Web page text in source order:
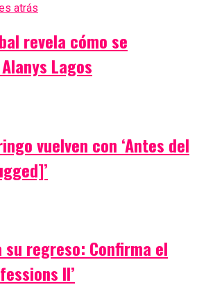
atrás
revela cómo se
Lagos
vuelven con ‘Antes del
su regreso: Confirma el
II’